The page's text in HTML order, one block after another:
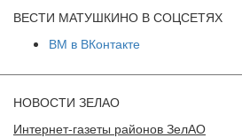
ВЕСТИ МАТУШКИНО В СОЦСЕТЯХ
ВМ в ВКонтакте
НОВОСТИ ЗЕЛАО
Интернет-газеты районов ЗелАО